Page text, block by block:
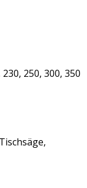
250, 300, 350